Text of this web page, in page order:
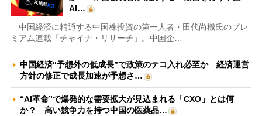
AI…
中国経済に精通する中国株投資の第一人者・田代尚機氏のプレ
ミアム連載「チャイナ・リサーチ」。中国企…
中国経済“予想外の低成長”で政策のテコ入れ必至か 経済運営
方針の修正で成長加速が予想さ…
“AI革命”で爆発的な需要拡大が見込まれる「CXO」とは何
か？ 高い競争力を持つ中国の医薬品…